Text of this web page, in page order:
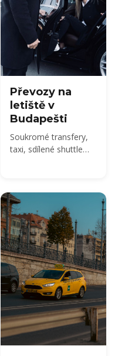
Převozy na
letiště v
Budapešti
Soukromé transfery,
taxi, sdílené shuttle
2026 a jak si předem
rezervovat.